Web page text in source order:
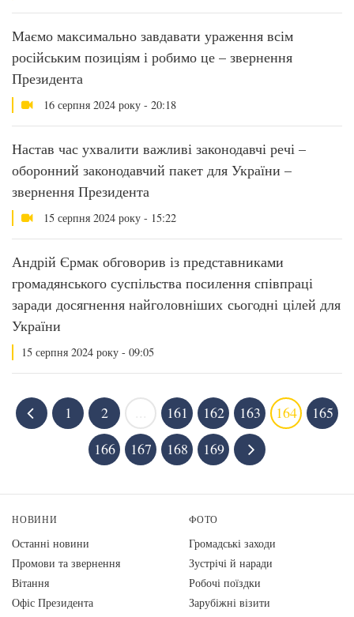
Маємо максимально завдавати ураження всім
російським позиціям і робимо це – звернення
Президента
16 серпня 2024 року - 20:18
Настав час ухвалити важливі законодавчі речі –
оборонний законодавчий пакет для України –
звернення Президента
15 серпня 2024 року - 15:22
Андрій Єрмак обговорив із представниками
громадянського суспільства посилення співпраці
заради досягнення найголовніших сьогодні цілей для
України
15 серпня 2024 року - 09:05
1 2 161 162 163 164
165
166
167 168 169
НОВИНИ
Останні новини
Промови та звернення
Вiтання
Офіс Президента
ФОТО
Громадські заходи
Зустрічі й наради
Робочі поїздки
Зарубіжні візити